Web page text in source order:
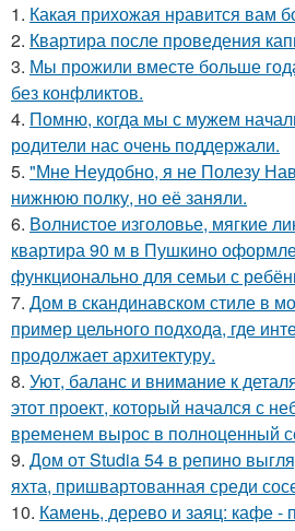
1. Какая прихожая нравится вам
2. Квартира после проведения
3. Мы прожили вместе больше
без конфликтов.
4. Помню, когда мы с мужем
родители нас очень поддержали.
5. "Мне Неудобно, я не Полезу
нижнюю полку, но её заняли.
6. Волнистое изголовье, мягкие
квартира 90 м в Пушкино
функционально для семьи с
7. Дом в скандинавском стиле в
пример цельного подхода, где
продолжает архитектуру.
8. Уют, баланс и внимание к
этот проект, который начался с
временем вырос в полноценный
9. Дом от Studia 54 в репино
яхта, пришвартованная среди
10. Камень, дерево и заяц: кафе -